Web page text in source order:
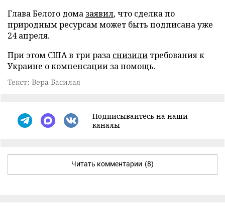
Глава Белого дома заявил, что сделка по
природным ресурсам может быть подписана уже
24 апреля.
При этом США в три раза снизили требования к
Украине о компенсации за помощь.
Текст: Вера Басилая
Подписывайтесь на наши
каналы
Читать комментарии (8)